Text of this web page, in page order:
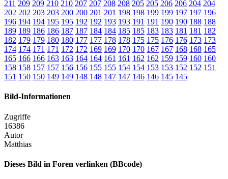
211 209 209 210 210 207 207 208 208 205 205 206 206 204 204
202 202 203 203 200 200 201 201 198 198 199 199 197 197 196
196 194 194 195 195 192 192 193 193 191 191 190 190 188 188
189 189 186 186 187 187 184 184 185 185 183 183 181 181 182
182 179 179 180 180 177 177 178 178 175 175 176 176 173 173
174 174 171 171 172 172 169 169 170 170 167 167 168 168 165
165 166 166 163 163 164 164 161 161 162 162 159 159 160 160
158 158 157 157 156 156 155 155 154 154 153 153 152 152 151
151 150 150 149 149 148 148 147 147 146 146 145 145
Bild-Informationen
Zugriffe
16386
Autor
Matthias
Dieses Bild in Foren verlinken (BBcode)